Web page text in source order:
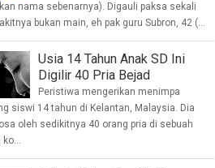
nama sebenarnya). Digauli paksa sekali
bukan main, eh pak guru Subron, 42 (...
Usia 14 Tahun Anak SD Ini
Digilir 40 Pria Bejad
Peristiwa mengerikan menimpa
siswi 14 tahun di Kelantan, Malaysia. Dia
oleh sedikitnya 40 orang pria di sebuah
ko...